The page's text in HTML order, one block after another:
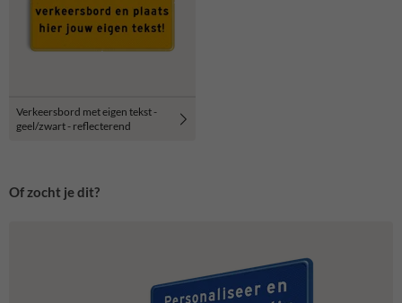
Verkeersbord met eigen tekst -
geel/zwart - reflecterend
Of zocht je dit?